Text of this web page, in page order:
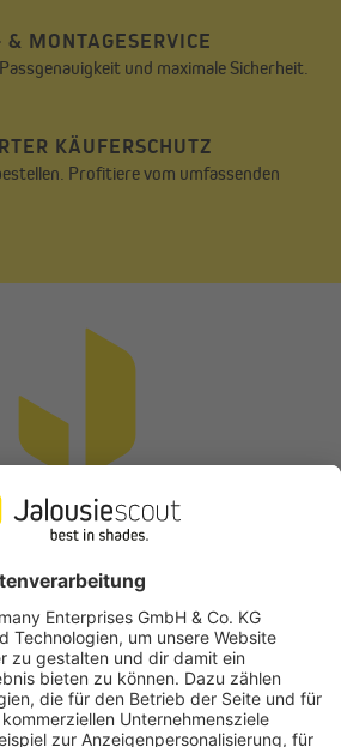
MONTAGESERVICE
und maximale Sicherheit.
KÄUFERSCHUTZ
Profitiere vom umfassenden
widerrufen